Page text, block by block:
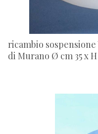
ricambio sospensione
di Murano Ø cm 35 x H